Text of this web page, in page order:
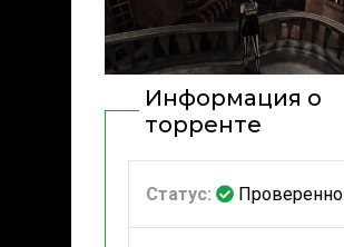
Информация о
торренте
Статус: Проверенно